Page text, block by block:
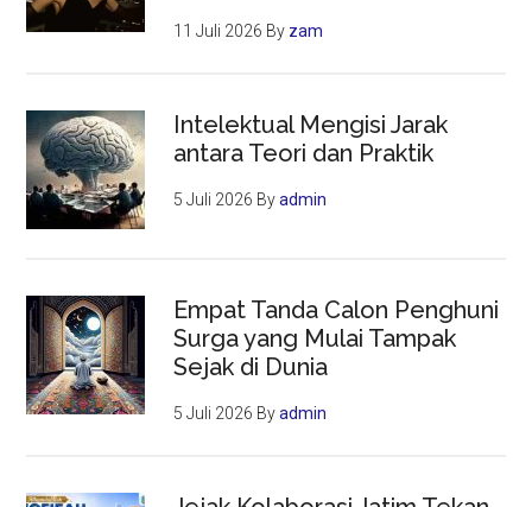
11 Juli 2026 By zam
Intelektual Mengisi Jarak
antara Teori dan Praktik
5 Juli 2026 Byadmin
Empat Tanda Calon Penghuni
Surga yang Mulai Tampak
Sejak di Dunia
5 Juli 2026 Byadmin